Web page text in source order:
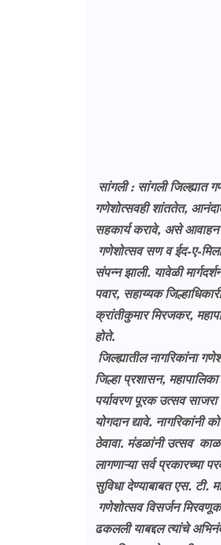
सांगली : सांगली जिल्ह्यात
गणेशोत्सवही शांततेत,
सहकार्य करावे, असे आवाहन
गणेशोत्सव सण व ईद-ए-
संपन्न झाली. यावेळी
पवार, सहाय्यक
क्रांतीकुमार मिरजकर,
होते.
जिल्ह्यातील नागरिकांना
जिल्हा प्रशासन,
पर्यावरण पूरक उत्सव
योगदान द्यावे.
ठेवावा. मंडळांनी उत्सव
लागणाऱ्या सर्व प्रकारच्या
सुविधा देण्याबाबत एस. टी.
गणेशोत्सव विसर्जन
ढकलली याबद्दल त्यांचे